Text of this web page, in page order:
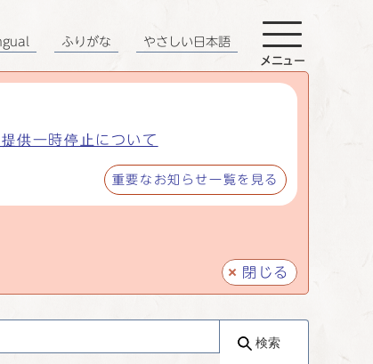
供一時停止について
重要なお知らせ一覧を見る
閉じる
ふりがな やさしい日本語
メニュー
検索